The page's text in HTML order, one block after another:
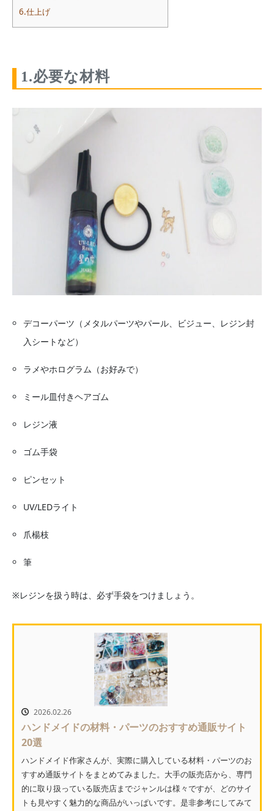
6.仕上げ
1.必要な材料
デコーパーツ（メタルパーツやパール、ビジュー、レジン封
入シートなど）
ラメやホログラム（お好みで）
ミール皿付きヘアゴム
レジン液
ゴム手袋
ピンセット
UV/LEDライト
爪楊枝
筆
※レジンを扱う時は、必ず手袋をつけましょう。
2026.02.26
ハンドメイドの材料・パーツのおすすめ通販サイト
20選
ハンドメイド作家さんが、実際に購入している材料・パーツのお
すすめ通販サイトをまとめてみました。大手の販売店から、専門
的に取り扱っている販売店までジャンルは様々ですが、どのサイ
トも見やすく魅力的な商品がいっぱいです。是非参考にしてみて